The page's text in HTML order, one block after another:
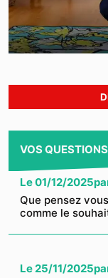
VOS QUESTIONS
Le01/12/2025
Que pensez
comme le
Le25/11/2025